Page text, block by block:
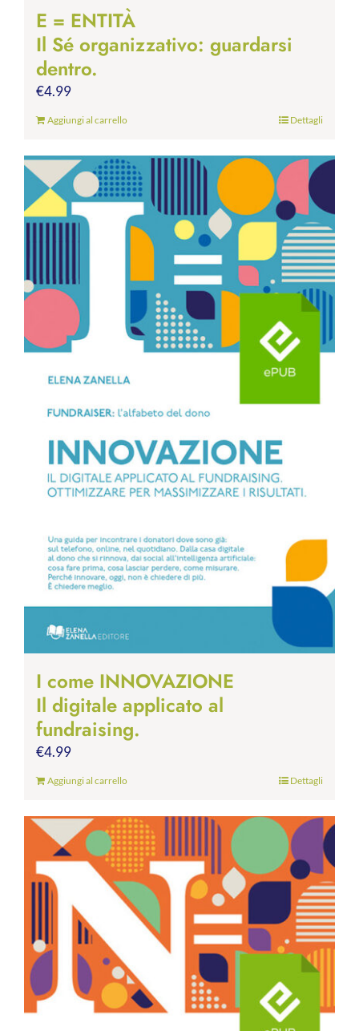
E = ENTITÀ
Il Sé organizzativo: guardarsi
dentro.
€4.99
Aggiungi al carrello Dettagli
I come INNOVAZIONE
Il digitale applicato al
fundraising.
€4.99
Aggiungi al carrello Dettagli